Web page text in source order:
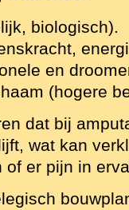
biologisch).
en
(hogere
dat bij
wat kan
of er pijn in